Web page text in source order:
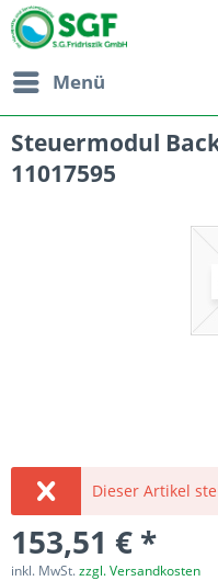
Menü
Steuermodul
11017595
Dieser Artikel
153,51 € *
inkl. MwSt.zzgl. Versandkosten